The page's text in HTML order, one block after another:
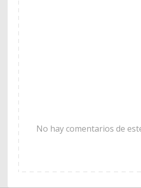
No hay comentarios de